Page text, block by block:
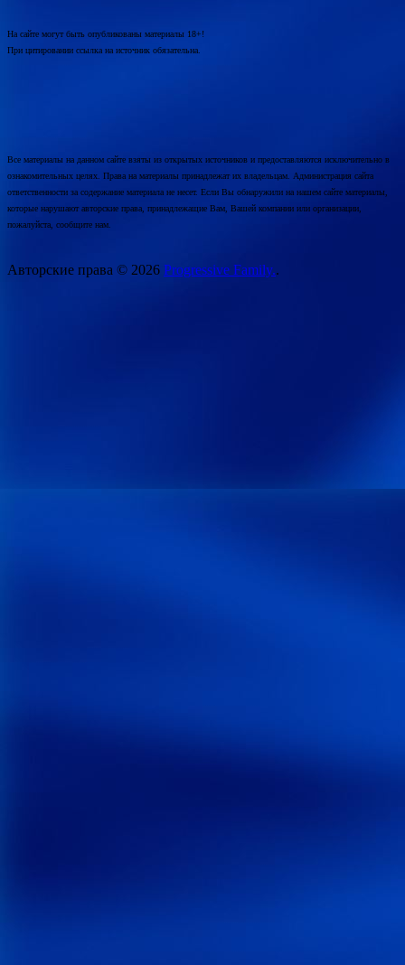
На сайте могут быть опубликованы материалы 18+!
При цитировании ссылка на источник обязательна.
Все материалы на данном сайте взяты из открытых источников и предоставляются исключительно в
ознакомительных целях. Права на материалы принадлежат их владельцам. Администрация сайта
ответственности за содержание материала не несет. Если Вы обнаружили на нашем сайте материалы,
которые нарушают авторские права, принадлежащие Вам, Вашей компании или организации,
пожалуйста, сообщите нам.
Авторские права © 2026 Progressive Family..